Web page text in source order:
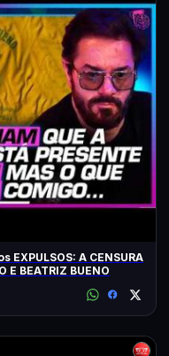
EXPULSOS: A CENSURA
BEATRIZ BUENO